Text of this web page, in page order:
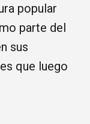
popular
parte del
sus
que luego